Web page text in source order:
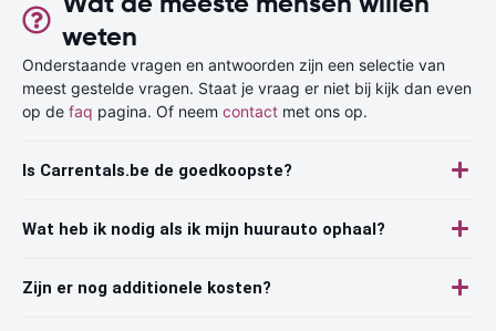
weten
Onderstaande vragen en antwoorden zijn een selectie van
meest gestelde vragen. Staat je vraag er niet bij kijk dan even
op de faq pagina. Of neem contact met ons op.
Is Carrentals.be de goedkoopste?
Wat heb ik nodig als ik mijn huurauto ophaal?
Zijn er nog additionele kosten?